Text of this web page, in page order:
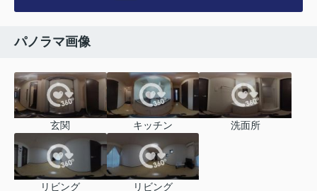
パノラマ画像
玄関 キッチン 洗面所
リビング リビング